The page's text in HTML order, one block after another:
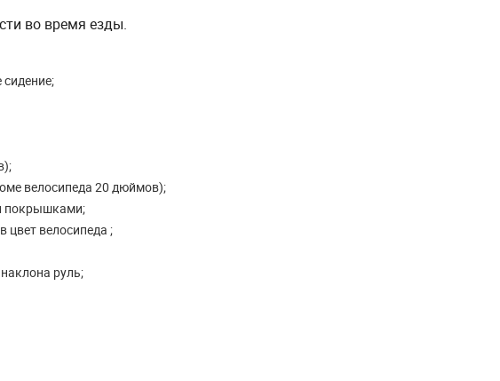
во время езды.
сидение;
велосипеда 20 дюймов);
покрышками;
цвет велосипеда ;
руль;